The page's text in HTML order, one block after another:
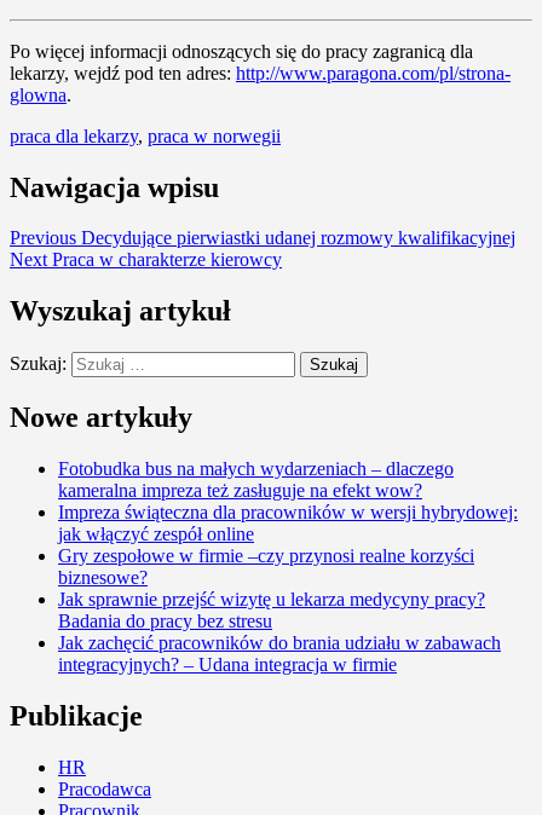
Po więcej informacji odnoszących się do pracy zagranicą dla
lekarzy, wejdź pod ten adres: http://www.paragona.com/pl/strona-
glowna.
praca dla lekarzy, praca w norwegii
Nawigacja wpisu
Previous Decydujące pierwiastki udanej rozmowy kwalifikacyjnej
Next Praca w charakterze kierowcy
Wyszukaj artykuł
Szukaj:
Nowe artykuły
Fotobudka bus na małych wydarzeniach – dlaczego
kameralna impreza też zasługuje na efekt wow?
Impreza świąteczna dla pracowników w wersji hybrydowej:
jak włączyć zespół online
Gry zespołowe w firmie –czy przynosi realne korzyści
biznesowe?
Jak sprawnie przejść wizytę u lekarza medycyny pracy?
Badania do pracy bez stresu
Jak zachęcić pracowników do brania udziału w zabawach
integracyjnych? – Udana integracja w firmie
Publikacje
HR
Pracodawca
Pracownik